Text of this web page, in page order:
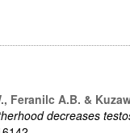
Feranilc A.B. &
decreases